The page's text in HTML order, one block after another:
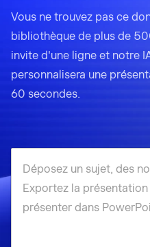
Vous ne trouvez pas ce
bibliothèque de plus de
invite d'une ligne et notre
personnalisera une
60 secondes.